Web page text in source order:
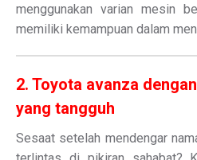
menggunakan varian mesin
memiliki kemampuan dalam
2. Toyota avanza
yang tangguh
Sesaat setelah mendengar